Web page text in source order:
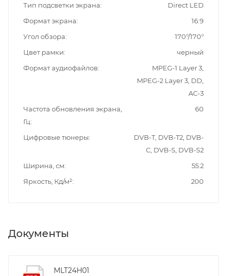
Тип подсветки экрана
Direct LED
Формат экрана
16:9
Угол обзора
170°/170°
Цвет рамки
черный
Формат аудиофайлов
MPEG-1 Layer 3,
MPEG-2 Layer 3, DD,
AC-3
Частота обновления экрана,
Гц
60
Цифровые тюнеры
DVB-T, DVB-T2, DVB-
C, DVB-S, DVB-S2
Ширина, см
55.2
Яркость, Кд/м²
200
Документы
MLT24H01